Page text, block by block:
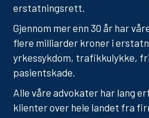
erstatningsrett.
Gjennom mer enn 30 år har
flere milliarder kroner i
yrkessykdom, trafikkulykke,
pasientskade.
Alle våre advokater har lang
klienter over hele landet fra